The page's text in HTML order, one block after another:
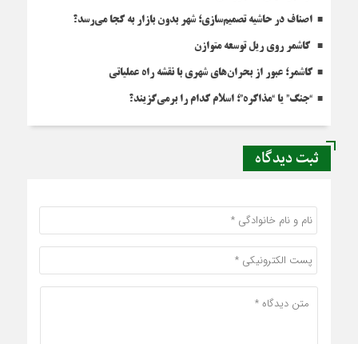
اصناف در حاشیه تصمیم‌سازی؛ شهر بدون بازار به کجا می‌رسد؟
کاشمر روی ریل توسعه متوازن
کاشمر؛ عبور از بحران‌های شهری با نقشه راه عملیاتی
“جنگ” یا “مذاکره”؛ اسلام کدام را برمی‌گزیند؟
ثبت دیدگاه